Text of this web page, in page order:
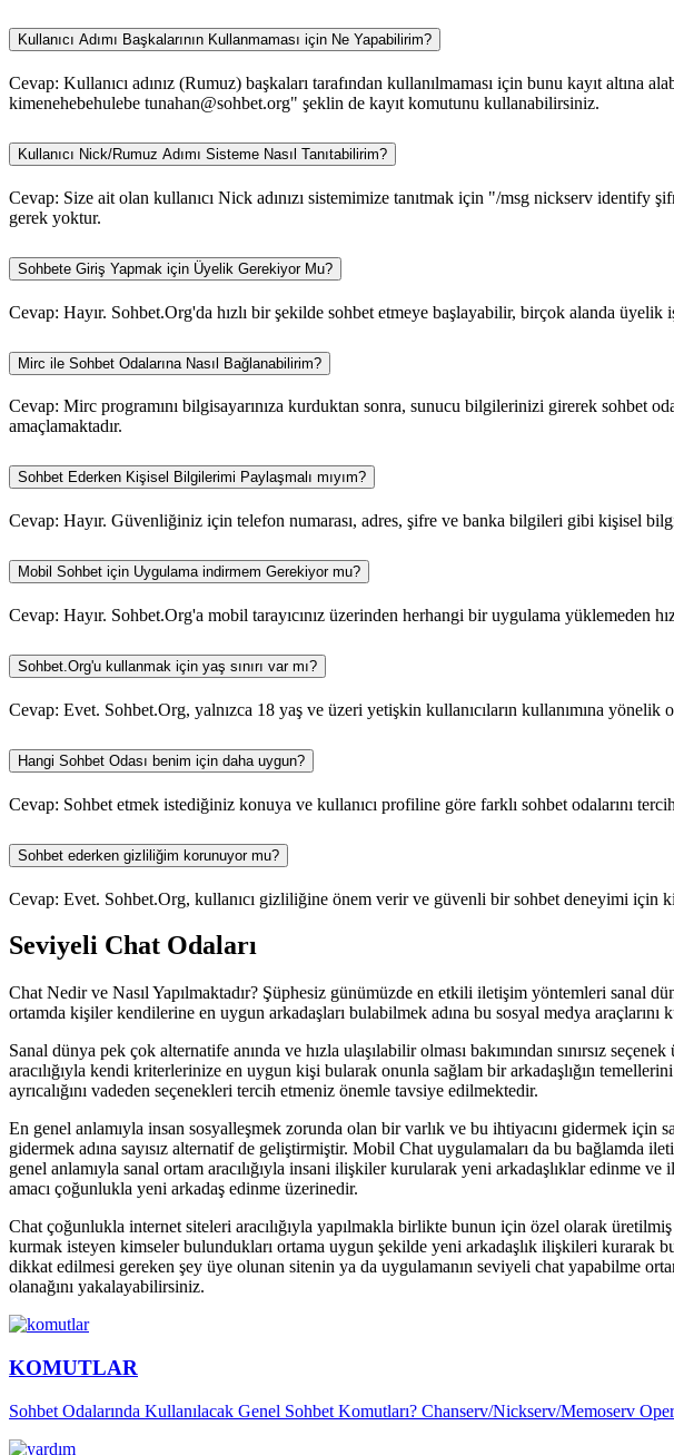
Kullanıcı Adımı Başkalarının Kullanmaması için Ne Yapabilirim?
Cevap: Kullanıcı adınız (Rumuz) başkaları tarafından kullanılmaması için bunu kayıt
kimenehebehulebe tunahan@sohbet.org" şeklin de kayıt komutunu kullanabilirsiniz.
Kullanıcı Nick/Rumuz Adımı Sisteme Nasıl Tanıtabilirim?
Cevap: Size ait olan kullanıcı Nick adınızı sistemimize tanıtmak için "/msg nickserv identify
gerek yoktur.
Sohbete Giriş Yapmak için Üyelik Gerekiyor Mu?
Cevap: Hayır. Sohbet.Org'da hızlı bir şekilde sohbet etmeye başlayabilir, birçok alanda
Mirc ile Sohbet Odalarına Nasıl Bağlanabilirim?
Cevap: Mirc programını bilgisayarınıza kurduktan sonra, sunucu bilgilerinizi girerek sohbet
amaçlamaktadır.
Sohbet Ederken Kişisel Bilgilerimi Paylaşmalı mıyım?
Cevap: Hayır. Güvenliğiniz için telefon numarası, adres, şifre ve banka bilgileri gibi kişisel
Mobil Sohbet için Uygulama indirmem Gerekiyor mu?
Cevap: Hayır. Sohbet.Org'a mobil tarayıcınız üzerinden herhangi bir uygulama yüklemeden
Sohbet.Org'u kullanmak için yaş sınırı var mı?
Cevap: Evet. Sohbet.Org, yalnızca 18 yaş ve üzeri yetişkin kullanıcıların kullanımına yönelik
Hangi Sohbet Odası benim için daha uygun?
Cevap: Sohbet etmek istediğiniz konuya ve kullanıcı profiline göre farklı sohbet odalarını
Sohbet ederken gizliliğim korunuyor mu?
Cevap: Evet. Sohbet.Org, kullanıcı gizliliğine önem verir ve güvenli bir sohbet deneyimi için
Seviyeli Chat Odaları
Chat Nedir ve Nasıl Yapılmaktadır? Şüphesiz günümüzde en etkili iletişim yöntemleri sanal
ortamda kişiler kendilerine en uygun arkadaşları bulabilmek adına bu sosyal medya araçlarını
Sanal dünya pek çok alternatife anında ve hızla ulaşılabilir olması bakımından sınırsız
aracılığıyla kendi kriterlerinize en uygun kişi bularak onunla sağlam bir arkadaşlığın
ayrıcalığını vadeden seçenekleri tercih etmeniz önemle tavsiye edilmektedir.
En genel anlamıyla insan sosyalleşmek zorunda olan bir varlık ve bu ihtiyacını gidermek için
gidermek adına sayısız alternatif de geliştirmiştir. Mobil Chat uygulamaları da bu bağlamda
genel anlamıyla sanal ortam aracılığıyla insani ilişkiler kurularak yeni arkadaşlıklar edinme
amacı çoğunlukla yeni arkadaş edinme üzerinedir.
Chat çoğunlukla internet siteleri aracılığıyla yapılmakla birlikte bunun için özel olarak
kurmak isteyen kimseler bulundukları ortama uygun şekilde yeni arkadaşlık ilişkileri kurarak
dikkat edilmesi gereken şey üye olunan sitenin ya da uygulamanın seviyeli chat yapabilme
olanağını yakalayabilirsiniz.
KOMUTLAR
Sohbet Odalarında Kullanılacak Genel Sohbet Komutları? Chanserv/Nickserv/Memoserv